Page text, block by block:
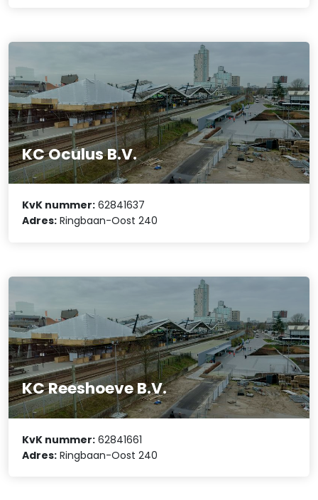
KC Oculus B.V.
KvK nummer: 62841637
Adres: Ringbaan-Oost 240
KC Reeshoeve B.V.
KvK nummer: 62841661
Adres: Ringbaan-Oost 240